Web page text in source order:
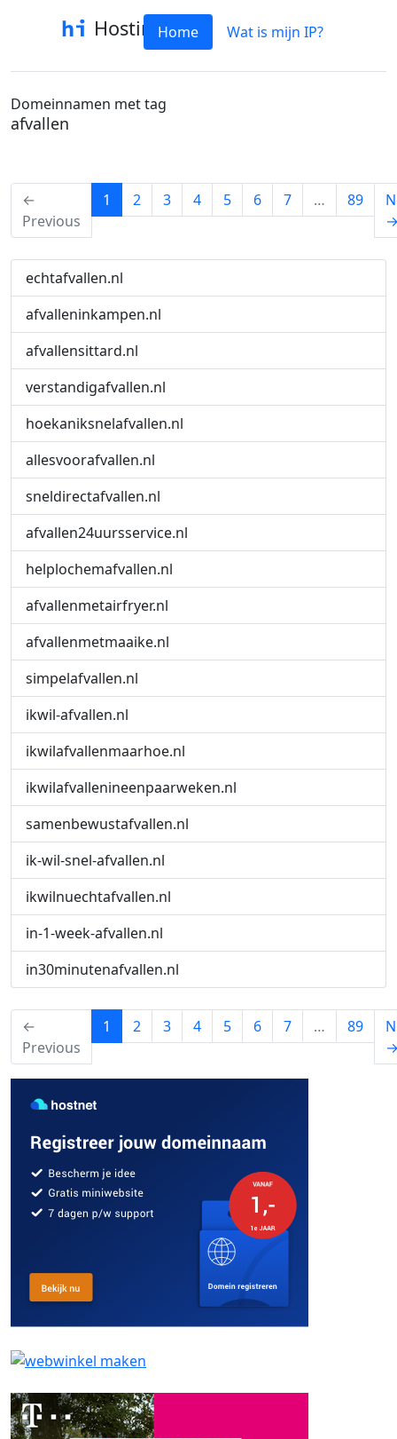
HostinfoHome Wat is mijn IP?
Domeinnamen met tag
afvallen
←
Previous
1 (current)
2 3 4 5 6 7 … 89
echtafvallen.nl
afvalleninkampen.nl
afvallensittard.nl
verstandigafvallen.nl
hoekaniksnelafvallen.nl
allesvoorafvallen.nl
sneldirectafvallen.nl
afvallen24uursservice.nl
helplochemafvallen.nl
afvallenmetairfryer.nl
afvallenmetmaaike.nl
simpelafvallen.nl
ikwil-afvallen.nl
ikwilafvallenmaarhoe.nl
ikwilafvallenineenpaarweken.nl
samenbewustafvallen.nl
ik-wil-snel-afvallen.nl
ikwilnuechtafvallen.nl
in-1-week-afvallen.nl
in30minutenafvallen.nl
←
Previous
1 (current)
2 3 4 5 6 7 … 89